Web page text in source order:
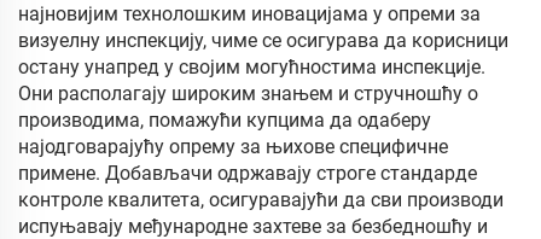
најновијим технолошким иновацијама у опреми за
визуелну инспекцију, чиме се осигурава да корисници
остану унапред у својим могућностима инспекције.
Они располагају широким знањем и стручношћу о
производима, помажући купцима да одаберу
најодговарајућу опрему за њихове специфичне
примене. Добављачи одржавају строге стандарде
контроле квалитета, осигуравајући да сви производи
испуњавају међународне захтеве за безбедношћу и